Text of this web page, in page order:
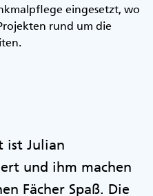
eingesetzt, wo
rund um die
ist Julian
und ihm machen
Fächer Spaß. Die